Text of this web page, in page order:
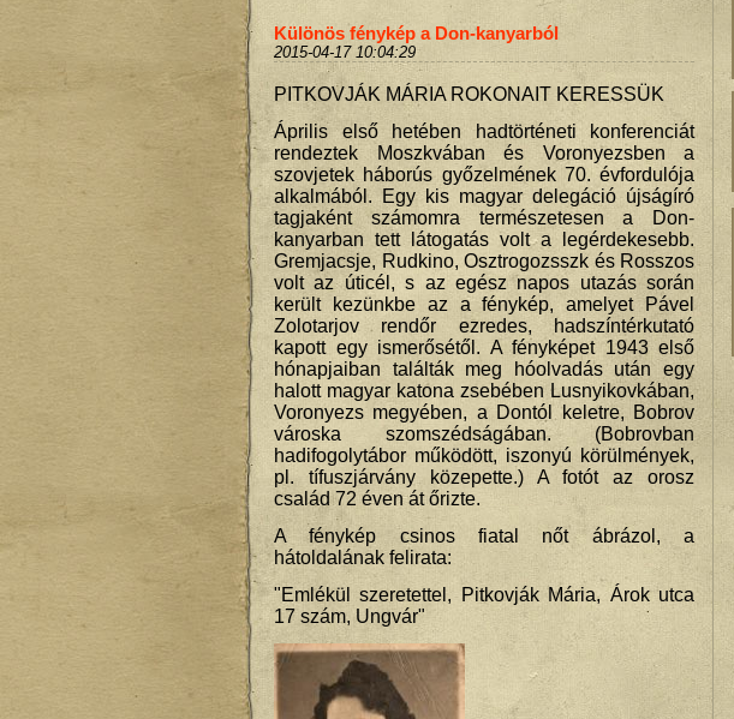
Különös fénykép a Don-kanyarból
2015-04-17 10:04:29
PITKOVJÁK MÁRIA ROKONAIT KERESSÜK
Április első hetében hadtörténeti konferenciát
rendeztek Moszkvában és Voronyezsben a
szovjetek háborús győzelmének 70. évfordulója
alkalmából. Egy kis magyar delegáció újságíró
tagjaként számomra természetesen a Don-
kanyarban tett látogatás volt a legérdekesebb.
Gremjacsje, Rudkino, Osztrogozsszk és Rosszos
volt az úticél, s az egész napos utazás során
került kezünkbe az a fénykép, amelyet Pável
Zolotarjov rendőr ezredes, hadszíntérkutató
kapott egy ismerősétől. A fényképet 1943 első
hónapjaiban találták meg hóolvadás után egy
halott magyar katona zsebében Lusnyikovkában,
Voronyezs megyében, a Dontól keletre, Bobrov
városka szomszédságában. (Bobrovban
hadifogolytábor működött, iszonyú körülmények,
pl. tífuszjárvány közepette.) A fotót az orosz
család 72 éven át őrizte.
A fénykép csinos fiatal nőt ábrázol, a
hátoldalának felirata:
"Emlékül szeretettel, Pitkovják Mária, Árok utca
17 szám, Ungvár"